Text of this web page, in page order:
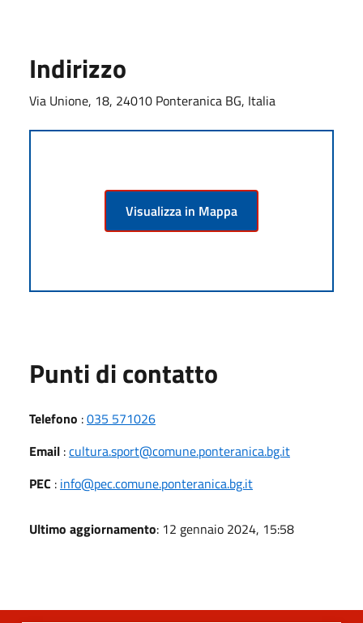
Indirizzo
Via Unione, 18, 24010 Ponteranica BG, Italia
Visualizza in Mappa
Punti di contatto
Telefono :035 571026
Email :cultura.sport@comune.ponteranica.bg.it
PEC : info@pec.comune.ponteranica.bg.it
Ultimo aggiornamento: 12 gennaio 2024, 15:58